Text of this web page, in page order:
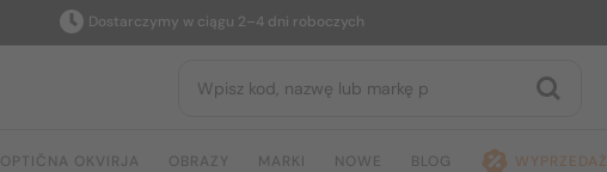
Dostarczymy w ciągu 2–4 dni roboczych
OPTIČNA OKVIRJA OBRAZY MARKI NOWE BLOG WYPRZEDAŻ